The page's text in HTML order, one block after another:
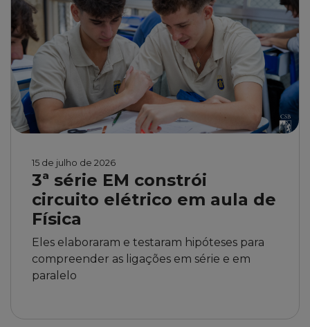
15 de julho de 2026
3ª série EM constrói
circuito elétrico em aula de
Física
Eles elaboraram e testaram hipóteses para
compreender as ligações em série e em
paralelo